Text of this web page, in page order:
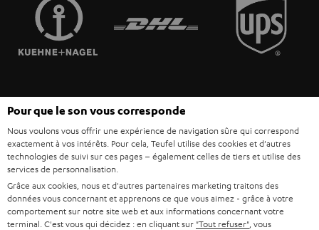
ENCEINTES
ULTIMA
FANSHOP
NOUVEAUTÉS
L’HISTOIRE DE TEUFEL
MANAGEMENT
VALEURS
ACCESSIBILITÉ
FRANCE
POLOGNE
ITALIE
USA
AUTRES PAYS
erreurs. Les accessoires figurant sur l’image ne font pas partie du contenu de
livraison. D’éventuels frais d’élimination des batteries sont inclus dans le prix.
©2026 Lautsprecher Teufel GmbH - Tous droits réservés.
Mentions légales CGV
Politique de confidentialité
Paramètres de confidentialité
EU Data Act renoncer au contrat ici
Pour que le son vous corresponde
Nous voulons vous offrir une expérience de navigation sûre qui correspond
exactement à vos intérêts. Pour cela, Teufel utilise des cookies et d'autres
technologies de suivi sur ces pages – également celles de tiers et utilise des
services de personnalisation.
Grâce aux cookies, nous et d'autres partenaires marketing traitons des
données vous concernant et apprenons ce que vous aimez - grâce à votre
comportement sur notre site web et aux informations concernant votre
terminal. C'est vous qui décidez : en cliquant sur "Tout refuser" , vous